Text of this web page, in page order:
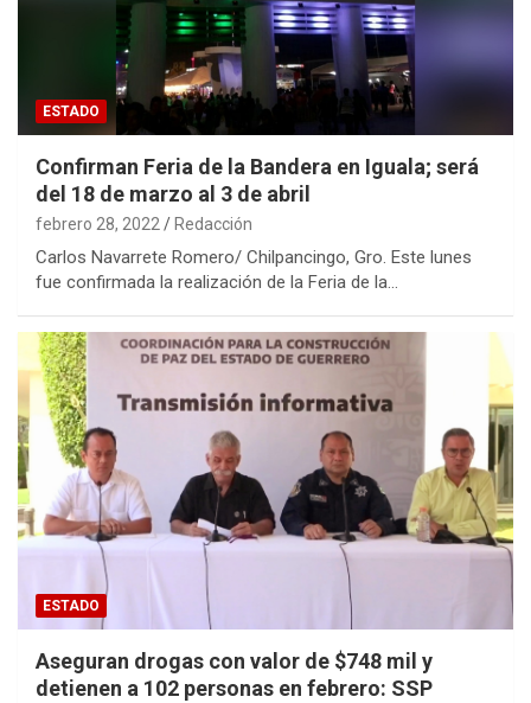
ESTADO
Confirman Feria de la Bandera en Iguala; será
del 18 de marzo al 3 de abril
febrero 28, 2022 Redacción
Carlos Navarrete Romero/ Chilpancingo, Gro. Este lunes
fue confirmada la realización de la Feria de la…
ESTADO
Aseguran drogas con valor de $748 mil y
detienen a 102 personas en febrero: SSP